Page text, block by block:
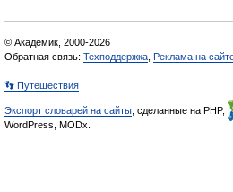
© Академик, 2000-2026
Обратная связь: Техподдержка Реклама на
👣 Путешествия
Экспорт словарей на сайты , сделанные на PHP,
WordPress, MODx.